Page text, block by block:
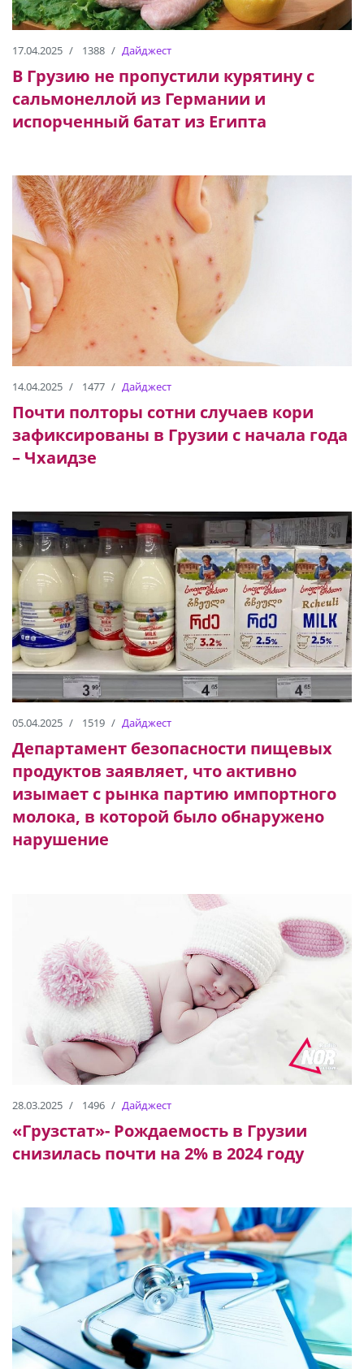
17.04.2025 1388 Дайджест
В Грузию не пропустили курятину с
сальмонеллой из Германии и
испорченный батат из Египта
14.04.2025 1477 Дайджест
Почти полторы сотни случаев кори
зафиксированы в Грузии с начала года
– Чхаидзе
05.04.2025 1519 Дайджест
Департамент безопасности пищевых
продуктов заявляет, что активно
изымает с рынка партию импортного
молока, в которой было обнаружено
нарушение
28.03.2025 1496 Дайджест
«Грузстат»- Рождаемость в Грузии
снизилась почти на 2% в 2024 году